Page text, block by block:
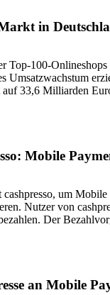
in
Top-100-
Umsatzwachstum
auf 33,6 Milliarden
Mobile
um
Nutzer von
Der
an Mobile